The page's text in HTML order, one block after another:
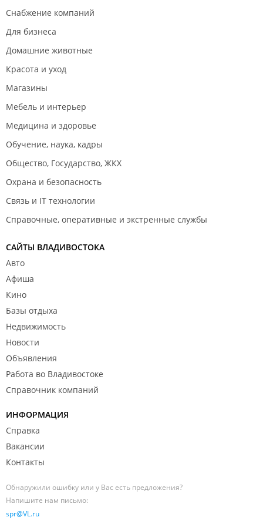
Снабжение компаний
Для бизнеса
Домашние животные
Красота и уход
Магазины
Мебель и интерьер
Медицина и здоровье
Обучение, наука, кадры
Общество, Государство, ЖКХ
Охрана и безопасность
Связь и IT технологии
Справочные, оперативные и экстренные службы
САЙТЫ ВЛАДИВОСТОКА
Авто
Афиша
Кино
Базы отдыха
Недвижимость
Новости
Объявления
Работа во Владивостоке
Справочник компаний
ИНФОРМАЦИЯ
Справка
Вакансии
Контакты
Обнаружили ошибку или у Вас есть предложения?
Напишите нам письмо:
spr@VL.ru